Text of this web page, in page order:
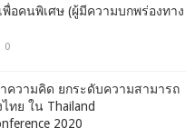
พื่อคนพิเศษ (ผู้มีความบกพร่องทาง
0
ความคิด ยกระดับความสามารถ
ทย ใน Thailand
2020